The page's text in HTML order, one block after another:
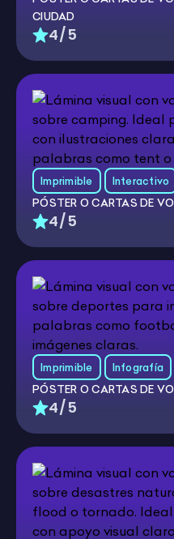
CIUDAD
4/5
Imprimible
Interactivo
PÓSTER O CARTAS DE
4/5
Imprimible
Infografía
PÓSTER O CARTAS DE
4/5